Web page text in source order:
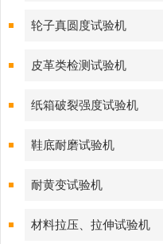
轮子真圆度试验机
皮革类检测试验机
纸箱破裂强度试验机
鞋底耐磨试验机
耐黄变试验机
材料拉压、拉伸试验机